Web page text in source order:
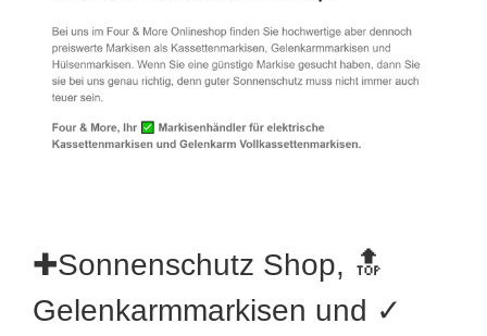
✚Sonnenschutz Shop, 🔝
Gelenkarmmarkisen und ✓